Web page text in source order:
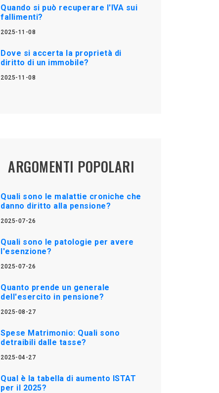
Quando si può recuperare l'IVA sui
fallimenti?
2025-11-08
Dove si accerta la proprietà di
diritto di un immobile?
2025-11-08
ARGOMENTI POPOLARI
Quali sono le malattie croniche che
danno diritto alla pensione?
2025-07-26
Quali sono le patologie per avere
l'esenzione?
2025-07-26
Quanto prende un generale
dell'esercito in pensione?
2025-08-27
Spese Matrimonio: Quali sono
detraibili dalle tasse?
2025-04-27
Qual è la tabella di aumento ISTAT
per il 2025?